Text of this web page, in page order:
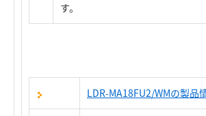
す。
LDR-MA18FU2/WMの製品